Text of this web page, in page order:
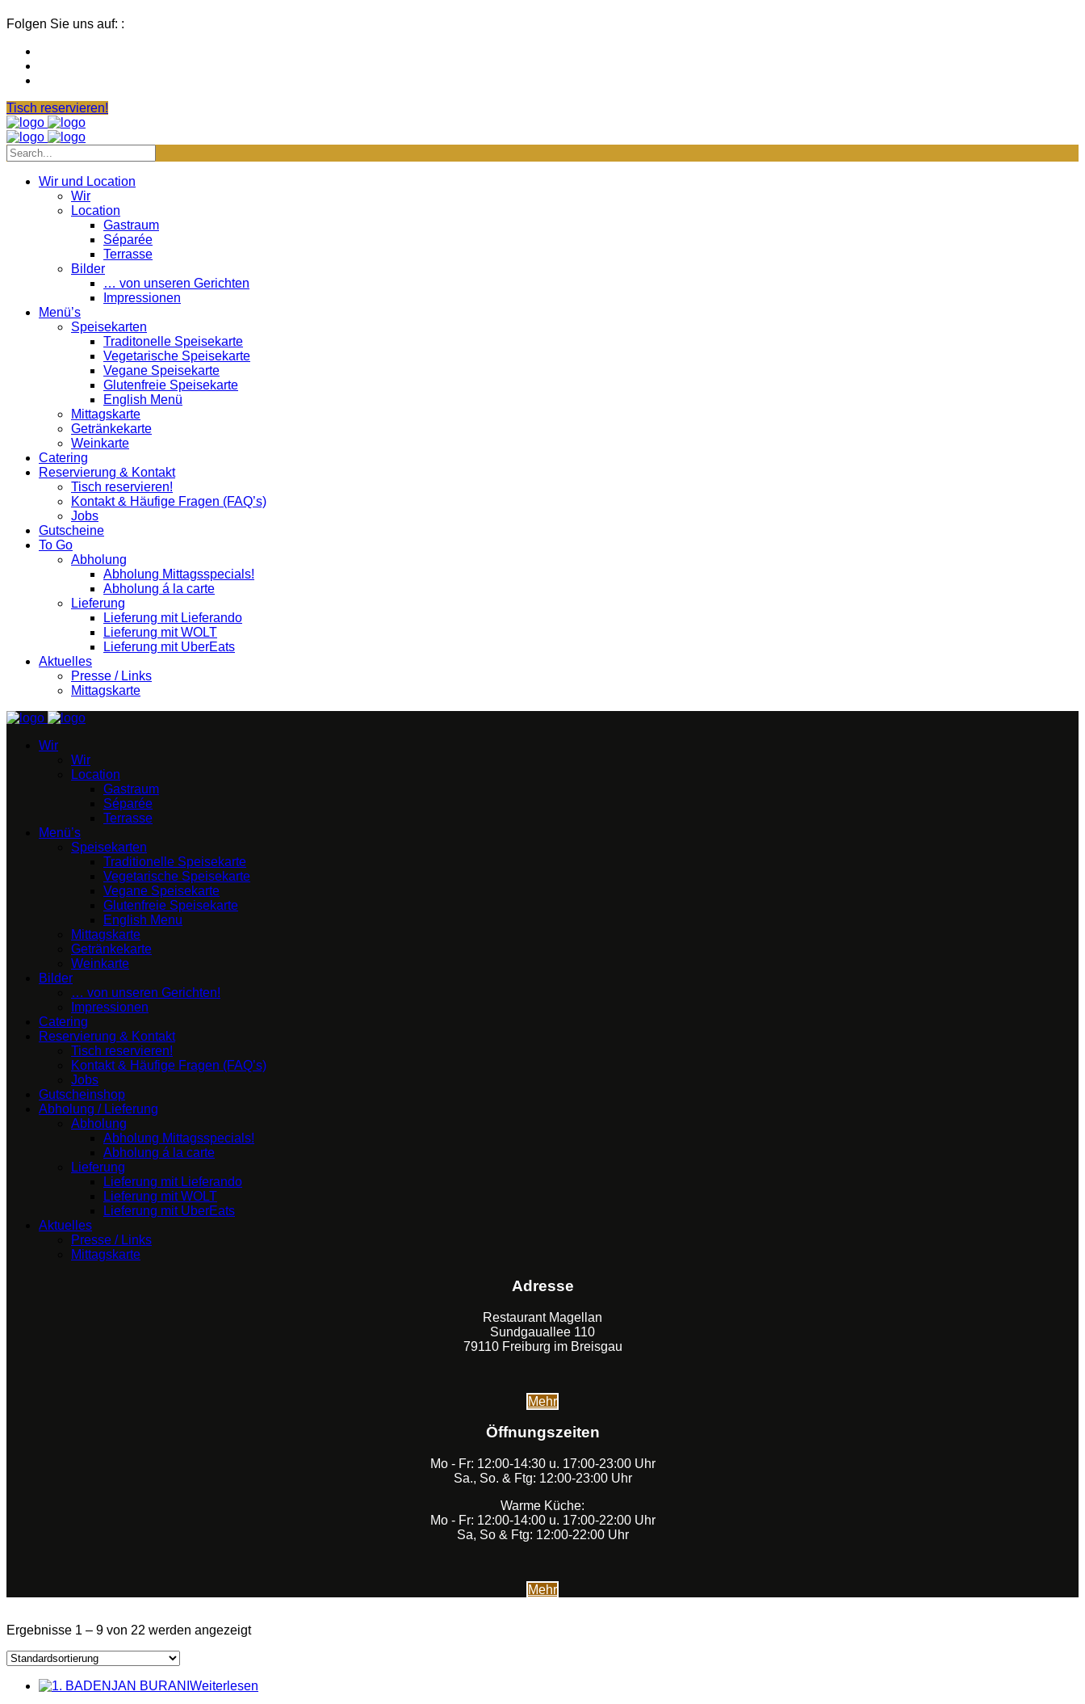
Folgen Sie uns auf: :
Tisch reservieren!
Wir und Location
Wir
Location
Gastraum
Séparée
Terrasse
Bilder
… von unseren Gerichten
Impressionen
Menü’s
Speisekarten
Traditonelle Speisekarte
Vegetarische Speisekarte
Vegane Speisekarte
Glutenfreie Speisekarte
English Menü
Mittagskarte
Getränkekarte
Weinkarte
Catering
Reservierung & Kontakt
Tisch reservieren!
Kontakt & Häufige Fragen (FAQ’s)
Jobs
Gutscheine
To Go
Abholung
Abholung Mittagsspecials!
Abholung á la carte
Lieferung
Lieferung mit Lieferando
Lieferung mit WOLT
Lieferung mit UberEats
Aktuelles
Presse / Links
Mittagskarte
Wir
Wir
Location
Gastraum
Séparée
Terrasse
Menü’s
Speisekarten
Traditionelle Speisekarte
Vegetarische Speisekarte
Vegane Speisekarte
Glutenfreie Speisekarte
English Menu
Mittagskarte
Getränkekarte
Weinkarte
Bilder
… von unseren Gerichten!
Impressionen
Catering
Reservierung & Kontakt
Tisch reservieren!
Kontakt & Häufige Fragen (FAQ’s)
Jobs
Gutscheinshop
Abholung / Lieferung
Abholung
Abholung Mittagsspecials!
Abholung á la carte
Lieferung
Lieferung mit Lieferando
Lieferung mit WOLT
Lieferung mit UberEats
Aktuelles
Presse / Links
Mittagskarte
Adresse
Restaurant Magellan
Sundgauallee 110
79110 Freiburg im Breisgau
Mehr
Öffnungszeiten
Mo - Fr: 12:00-14:30 u. 17:00-23:00 Uhr
Sa., So. & Ftg: 12:00-23:00 Uhr
Warme Küche:
Mo - Fr: 12:00-14:00 u. 17:00-22:00 Uhr
Sa, So & Ftg: 12:00-22:00 Uhr
Mehr
Ergebnisse 1 – 9 von 22 werden angezeigt
Weiterlesen